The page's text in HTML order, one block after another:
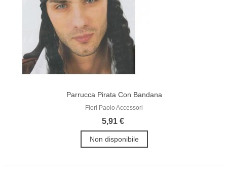
Parrucca Pirata Con Bandana
Fiori Paolo Accessori
5,91 €
Non disponibile